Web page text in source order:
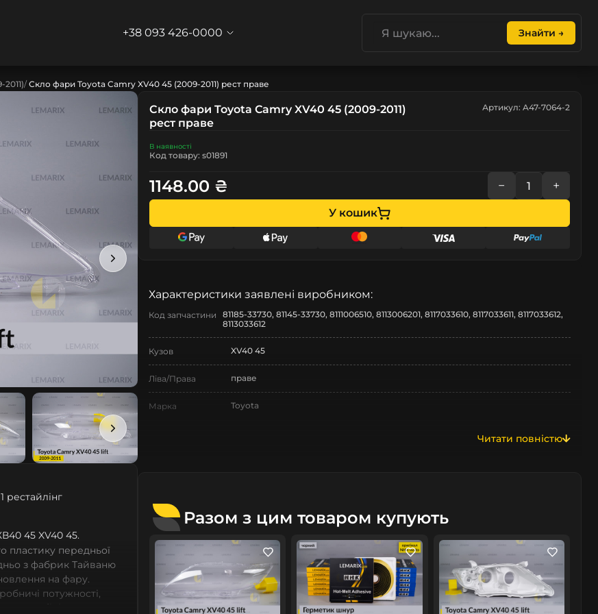
+38 093 426-0000 Знайти →
Скло фари Toyota Camry XV40 45 (2009-2011) рест праве
рестайлінг
45 XV40 45.
пластику передньої
з фабрик Тайваню
на фару.
потужності,
мають
Скло фари Toyota Camry XV40 45 (2009-2011)
рест праве
Артикул: A47-7064-2
В наявності
Код товару: s01891
1148.00 ₴ − +
У кошик
Характеристики заявлені виробником:
Код запчастини
81185-33730, 81145-33730, 8111006510, 8113006201, 8117033610, 8117033611, 8117033612,
8113033612
Кузов XV40 45
Ліва/Права праве
Марка Toyota
Покоління VI покоління
Рік випуску 2009-2011
Рестайлінг/
Дорестайлінг
рестайлінг
Стан Нове
Читати повністю
Разом з цим товаром купують